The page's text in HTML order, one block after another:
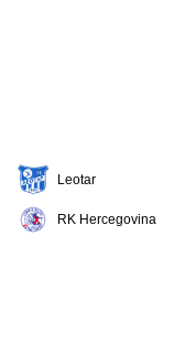
Leotar
RK Hercegovina